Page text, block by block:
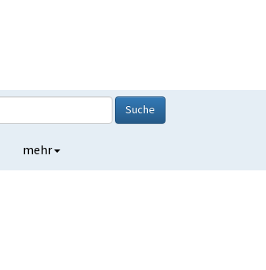
Suche
mehr